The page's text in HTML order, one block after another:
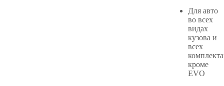
Для авто
во всех
видах
кузова и
всех
кроме
EVO